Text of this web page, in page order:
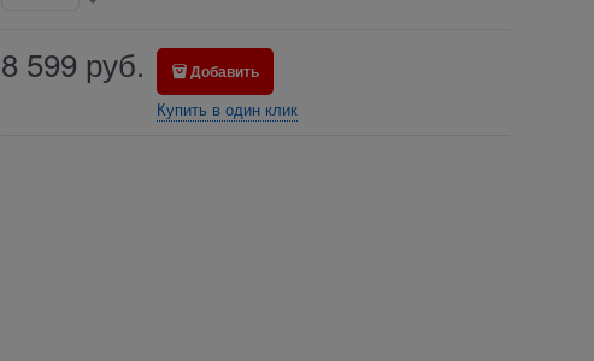
8 599 руб. Добавить
Купить в один клик